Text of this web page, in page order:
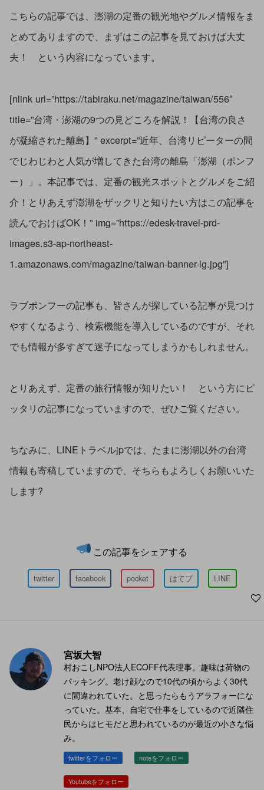
こちらの記事では、澎湖の定番の観光地やグルメ情報をま
とめてありますので、まずはこの記事を見ておけば大丈
夫！ という内容になっています。
[nlink url=”https://tabiraku.net/magazine/taiwan/556″
title=”台湾・澎湖の9つの見どころを解説！【台湾の良さ
が凝縮された離島】” excerpt=”近年、台湾リピーターの間
でじわじわと人気が増してきた台湾の離島「澎湖（ポンフ
ー）」。本記事では、定番の観光スポットとグルメをご紹
介！とりあえず澎湖をザックリと知りたい方はこの記事を
読んでおけばOK！” img=”https://edesk-travel-prd-
images.s3-ap-northeast-
1.amazonaws.com/magazine/taiwan-banner-lg.jpg”]
ラブポンフーの記事も、皆さんが探している記事が見つけ
やすくなるよう、検索機能を導入しているのですが、それ
でも情報が多すぎて迷子になってしまうかもしれません。
とりあえず、定番の旅行情報が知りたい！ という方にピ
ッタリの記事になっていますので、ぜひご覧ください。
ちなみに、LINEトラベルjpでは、たまに澎湖以外の台湾
情報も寄稿していますので、そちらもよろしくお願いいた
します?
この記事をシェアする
twitter facebook pocket はてブ LINE
宮坂大智
村おこしNPO法人ECOFF代表理事。趣味は荷物の
パッキング。老け顔なので10代の頃からよく30代
に間違われていた。と思ったらもうアラフォーにな
っていた。基本、自宅で仕事をしているので近隣住
民からはヒモだと思われているのが最近の小さな悩
み。
twitterをフォロー noteをフォロー
Youtubeをフォロー